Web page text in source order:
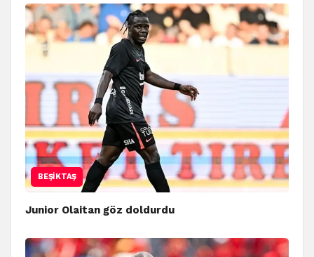
BEŞIKTAŞ
Junior Olaitan göz doldurdu